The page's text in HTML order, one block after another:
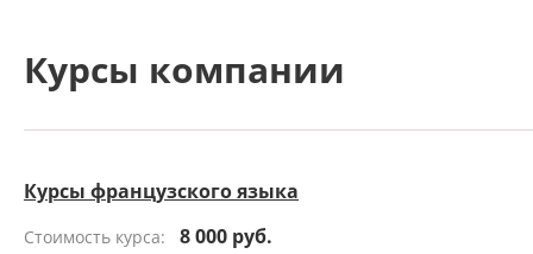
Курсы компании
Курсы французского языка
Стоимость курса: 8 000 руб.